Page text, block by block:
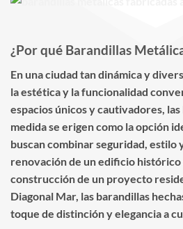
¿Por qué Barandillas
En una ciudad tan dinámica y
la estética y la funcionalidad
espacios únicos y cautivadores,
medida se erigen como la opción
buscan combinar seguridad, estilo
renovación de un edificio histórico
construcción de un proyecto
Diagonal Mar, las barandillas
toque de distinción y elegancia a